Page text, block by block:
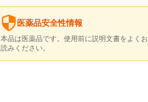
医薬品安全性情報
本品は医薬品です。使用前に説明文書をよくお
読みください。